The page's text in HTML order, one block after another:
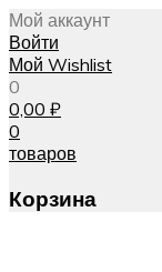
Мой аккаунт
Войти
Мой Wishlist
0
0,00 ₽
0
товаров
Корзина